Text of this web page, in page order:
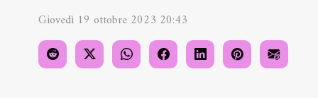
Giovedì 19 ottobre 2023 20:43